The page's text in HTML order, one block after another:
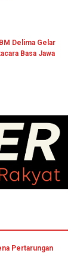
Delima Gelar
Basa Jawa
Pertarungan